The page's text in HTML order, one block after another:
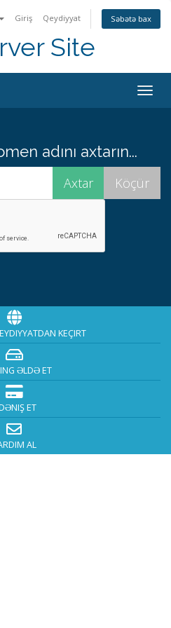
Giriş Qeydiyyat Səbətə bax
Site
adını axtarın...
KEÇIRT
ƏLDƏ ET
ET
AL